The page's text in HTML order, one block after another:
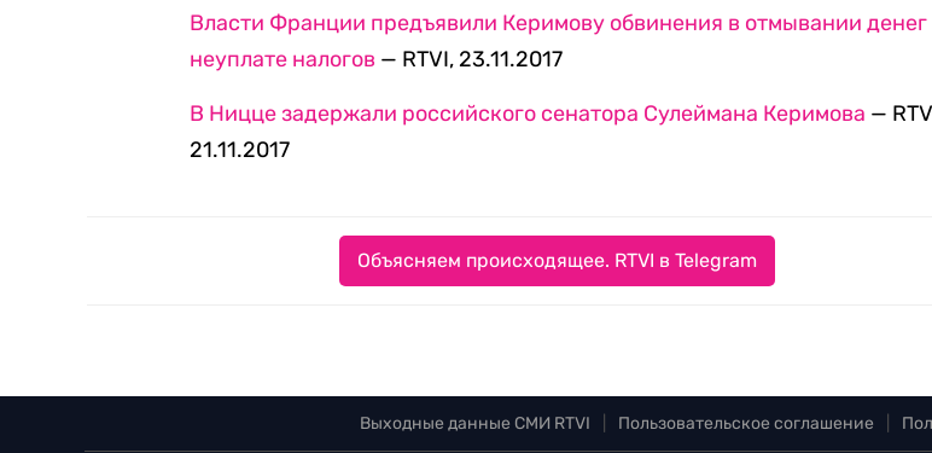
Власти Франции предъявили Керимову обвинения в отмывании денег
неуплате налогов — RTVI, 23.11.2017
В Ницце задержали российского сенатора Сулеймана Керимова —
21.11.2017
Объясняем происходящее. RTVI в Telegram
Выходные данные СМИ RTVI Пользовательское соглашение